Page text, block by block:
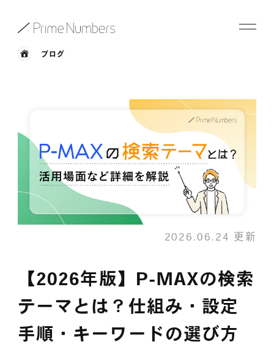
サービス一覧
事例紹介
お役立ち情報
会社情報
採用情報
各種ご相談 資料ダウンロード
ブログ
2026.06.24 更新
【2026年版】P-MAXの検索
テーマとは？仕組み・設定
手順・キーワードの選び方